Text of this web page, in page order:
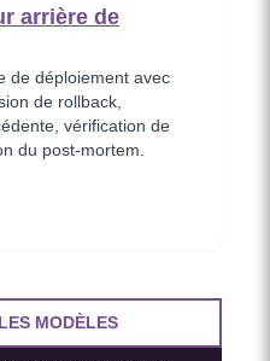
arrière de
de déploiement avec
de rollback,
vérification de
du post‑mortem.
MODÈLES